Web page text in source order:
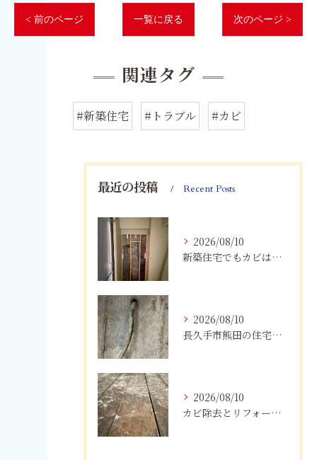
< 前のページ 一覧に戻る 次のページ >
関連タグ
#新築住宅 #トラブル #カビ
最近の投稿 Recent Posts
2026/08/10
新築住宅でもカビは発生する？愛知県で知っておきたい原因と対策
2026/08/10
長久手市熊田の住宅にカビが発生するのはなぜ？湿気・結露対策と業者選び
2026/08/10
カビ除去とリフォームを一括施工！費用削減と確実な根治